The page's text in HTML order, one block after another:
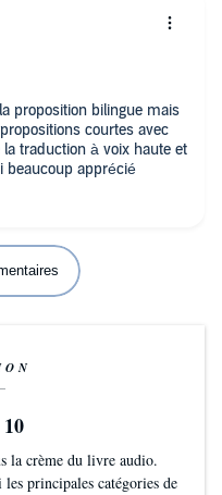
proposition bilingue mais
courtes avec
traduction à voix haute et
beaucoup apprécié
la crème du livre audio.
principales catégories de